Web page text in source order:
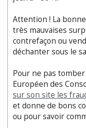
Attention ! La
très mauvaises
contrefaçon ou
déchanter sous le
Pour ne pas
Européen des
sur son site les
et donne de bons
ou pour savoir